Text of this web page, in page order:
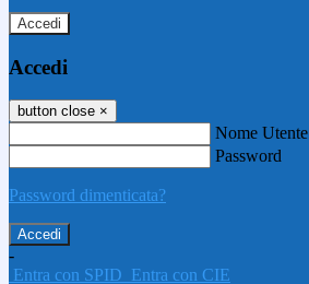
Accedi
Accedi
button close ×
Nome Utente
Password
Password dimenticata?
-
Entra con SPID Entra con CIE